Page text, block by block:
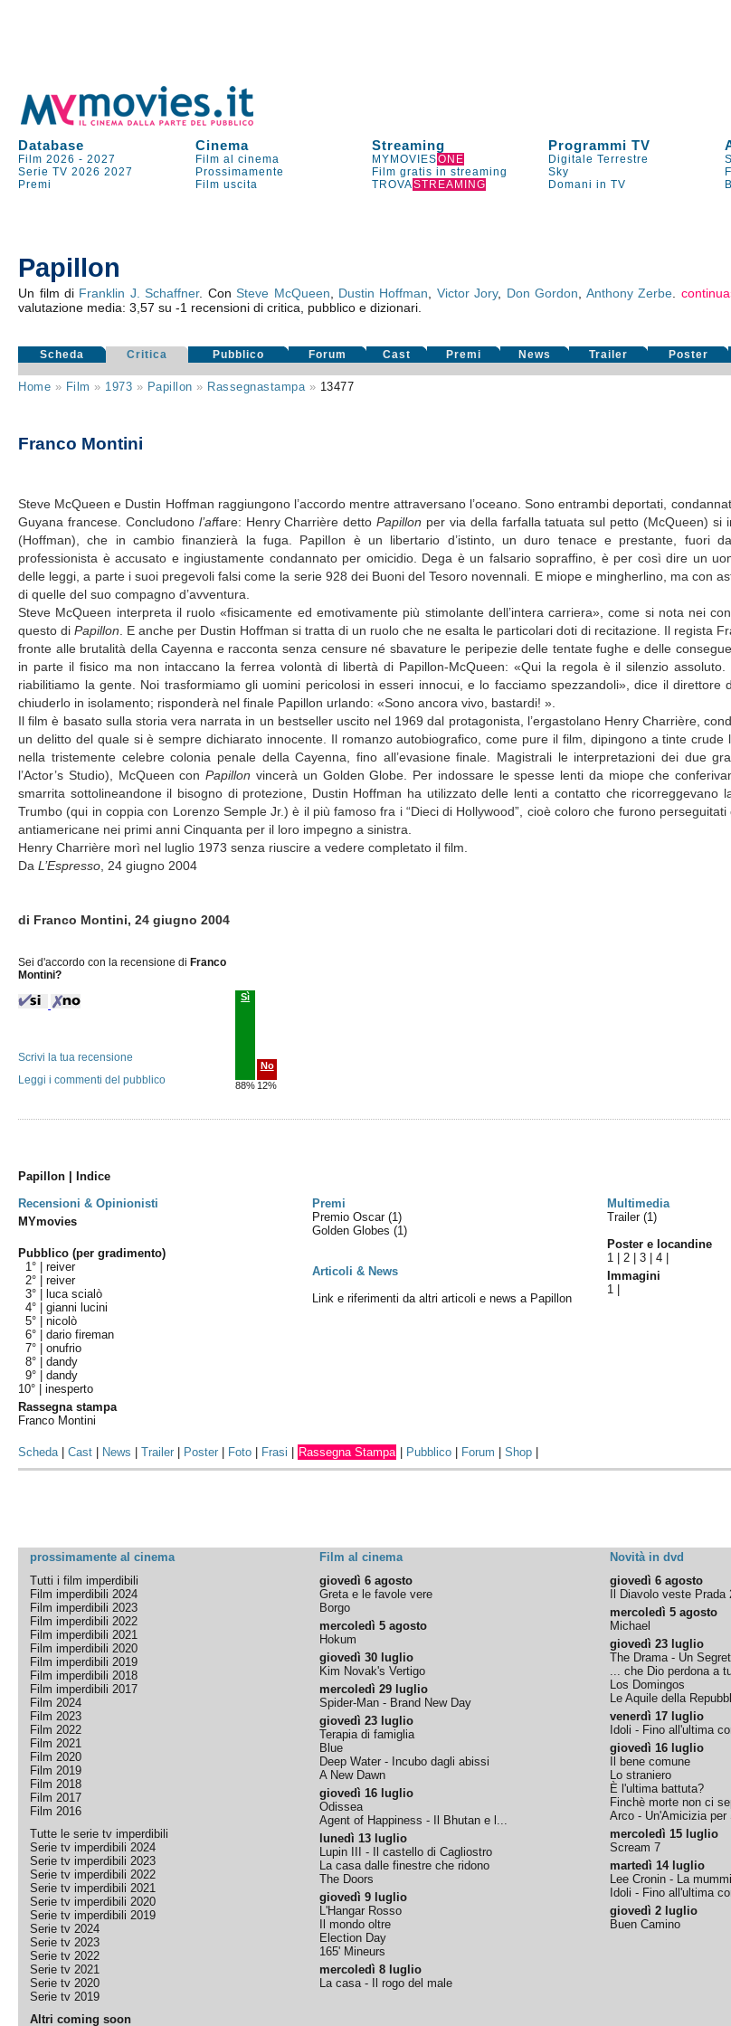
Database Cinema Streaming Programmi TV
Film 2026 -2027 Film al cinema MYMOVIESONE Digitale Terrestre
Serie TV 2026 2027 Prossimamente Film gratis in streaming Sky
Premi
Film uscita TROVASTREAMING Domani in TV
Papillon
Un film di Franklin J. Schaffner. ConSteve McQueen Dustin Hoffman Victor Jory, Don Gordon Anthony Zerbe
valutazione media:3,57 su-1 recensioni di critica, pubblico e dizionari.
Scheda Critica Pubblico Forum Cast Premi News Trailer Poster
Home » Film » 1973 » Papillon » Rassegnastampa» 13477
Franco Montini
Steve McQueen e Dustin Hoffman raggiungono l’accordo mentre attraversano l’oceano. Sono entrambi deportati,
Guyana francese. Concludono l’affare: Henry Charrière dettoPapillon per via della farfalla tatuata sul petto (McQueen) si
(Hoffman), che in cambio finanzierà la fuga. PapilIon è un libertario d’istinto, un duro tenace e prestante, fuori
professionista è accusato e ingiustamente condannato per omicidio. Dega è un falsario sopraffino, è per così dire un
delle leggi, a parte i suoi pregevoli falsi come la serie 928 dei Buoni del Tesoro novennali. E miope e mingherlino, ma con
di quelle del suo compagno d’avventura.
Steve McQueen interpreta il ruolo «fisicamente ed emotivamente più stimolante dell’intera carriera», come si nota nei
questo diPapillon . E anche per Dustin Hoffman si tratta di un ruolo che ne esalta le particolari doti di recitazione. Il regista
fronte alle brutalità della Cayenna e racconta senza censure né sbavature le peripezie delle tentate fughe e delle
in parte il fisico ma non intaccano la ferrea volontà di libertà di Papillon-McQueen: «Qui la regola è il silenzio
riabilitiamo la gente. Noi trasformiamo gli uomini pericolosi in esseri innocui, e lo facciamo spezzandoli», dice il direttore
chiuderlo in isolamento; risponderà nel finale Papillon urlando: «Sono ancora vivo, bastardi! ».
Il film è basato sulla storia vera narrata in un bestseller uscito nel 1969 dal protagonista, l’ergastolano Henry Charrière,
un delitto del quale si è sempre dichiarato innocente. Il romanzo autobiografico, come pure il film, dipingono a tinte crude
nella tristemente celebre colonia penale della Cayenna, fino all’evasione finale. Magistrali le interpretazioni dei due
l’Actor’s Studio), McQueen conPapillon vincerà un Golden Globe. Per indossare le spesse lenti da miope che
smarrita sottolineandone il bisogno di protezione, Dustin Hoffman ha utilizzato delle lenti a contatto che ricorreggevano
Trumbo (qui in coppia con Lorenzo Semple Jr.) è il più famoso fra i “Dieci di Hollywood”, cioè coloro che furono
antiamericane nei primi anni Cinquanta per il loro impegno a sinistra.
Henry Charrière morì nel luglio 1973 senza riuscire a vedere completato il film.
DaL’Espresso , 24 giugno 2004
di Franco Montini, 24 giugno 2004
Sei d'accordo con la recensione di Franco
Montini?
Sì
88%
No
12%
Scrivi la tua recensione
Leggi i commenti del pubblico
Papillon | Indice
Recensioni & Opinionisti
Premi Multimedia
MYmovies
Pubblico (per gradimento)
1° |reiver
2° |reiver
3° |
luca scialò
4° |gianni lucini
5° |nicolò
6° |dario fireman
7° |onufrio
8° |dandy
9° |dandy
10° |inesperto
Rassegna stampa
Franco Montini
Premio Oscar(1)
Golden Globes(1)
Articoli & News
Link e riferimenti da altri articoli e news a Papillon
Trailer (1)
Poster e locandine
1 |2 |3 |4
Immagini
1
Scheda|Cast News |Trailer Poster Foto Frasi Rassegna Stampa Pubblico Forum |Shop
prossimamente al cinema Film al cinema Novità in dvd
Tutti i film imperdibili
Film imperdibili 2024
Film imperdibili 2023
Film imperdibili 2022
Film imperdibili 2021
Film imperdibili 2020
Film imperdibili 2019
Film imperdibili 2018
Film imperdibili 2017
Film 2024
Film 2023
Film 2022
Film 2021
Film 2020
Film 2019
Film 2018
Film 2017
Film 2016
Tutte le serie tv imperdibili
Serie tv imperdibili 2024
Serie tv imperdibili 2023
Serie tv imperdibili 2022
Serie tv imperdibili 2021
Serie tv imperdibili 2020
Serie tv imperdibili 2019
Serie tv 2024
Serie tv 2023
Serie tv 2022
Serie tv 2021
Serie tv 2020
Serie tv 2019
Altri coming soon
giovedì 6 agosto
Greta e le favole vere
Borgo
mercoledì 5 agosto
Hokum
giovedì 30 luglio
Kim Novak's Vertigo
mercoledì 29 luglio
Spider-Man - Brand New Day
giovedì 23 luglio
Terapia di famiglia
Blue
Deep Water - Incubo dagli abissi
A New Dawn
giovedì 16 luglio
Odissea
Agent of Happiness - Il Bhutan e l...
lunedì 13 luglio
Lupin III - Il castello di Cagliostro
La casa dalle finestre che ridono
The Doors
giovedì 9 luglio
L'Hangar Rosso
Il mondo oltre
Election Day
165' Mineurs
mercoledì 8 luglio
La casa - Il rogo del male
giovedì 6 agosto
Il Diavolo veste Prada
mercoledì 5 agosto
Michael
giovedì 23 luglio
The Drama - Un
... che Dio perdona a
Los Domingos
Le Aquile della
venerdì 17 luglio
Idoli - Fino all'ultima
giovedì 16 luglio
Il bene comune
Lo straniero
È l'ultima battuta?
Finchè morte non ci
Arco - Un'Amicizia per
mercoledì 15 luglio
Scream 7
martedì 14 luglio
Lee Cronin - La
Idoli - Fino all'ultima
giovedì 2 luglio
Buen Camino